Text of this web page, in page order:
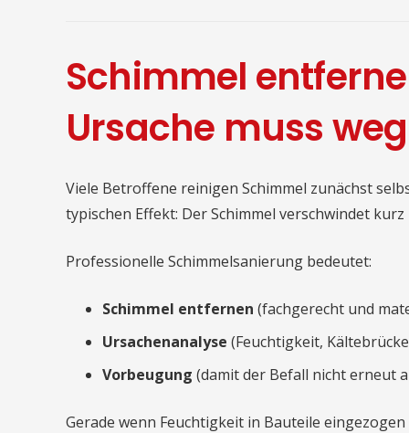
Schimmel
Ursache muss weg
Viele Betroffene reinigen Schimmel zunächst
typischen Effekt: Der Schimmel verschwindet
Professionelle Schimmelsanierung bedeutet:
Schimmel entfernen (fachgerecht und
Ursachenanalyse (Feuchtigkeit,
Vorbeugung (damit der Befall nicht erneut
Gerade wenn Feuchtigkeit in Bauteile